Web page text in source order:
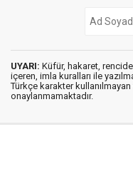
UYARI: Küfür, hakaret,
içeren, imla kuralları ile
Türkçe karakter
onaylanmamaktadır.